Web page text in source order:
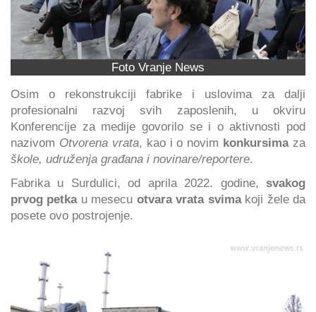
Foto Vranje News
Osim o rekonstrukciji fabrike i uslovima za dalji
profesionalni razvoj svih zaposlenih, u okviru
Konferencije za medije govorilo se i o aktivnosti pod
nazivom Otvorena vrata, kao i o novim konkursimaza
škole, udruženja građana i novinare/reportere.
Fabrika u Surdulici, od aprila 2022. godine, svakog
prvog petkau mesecu otvara vrata svimakoji žele da
posete ovo postrojenje.